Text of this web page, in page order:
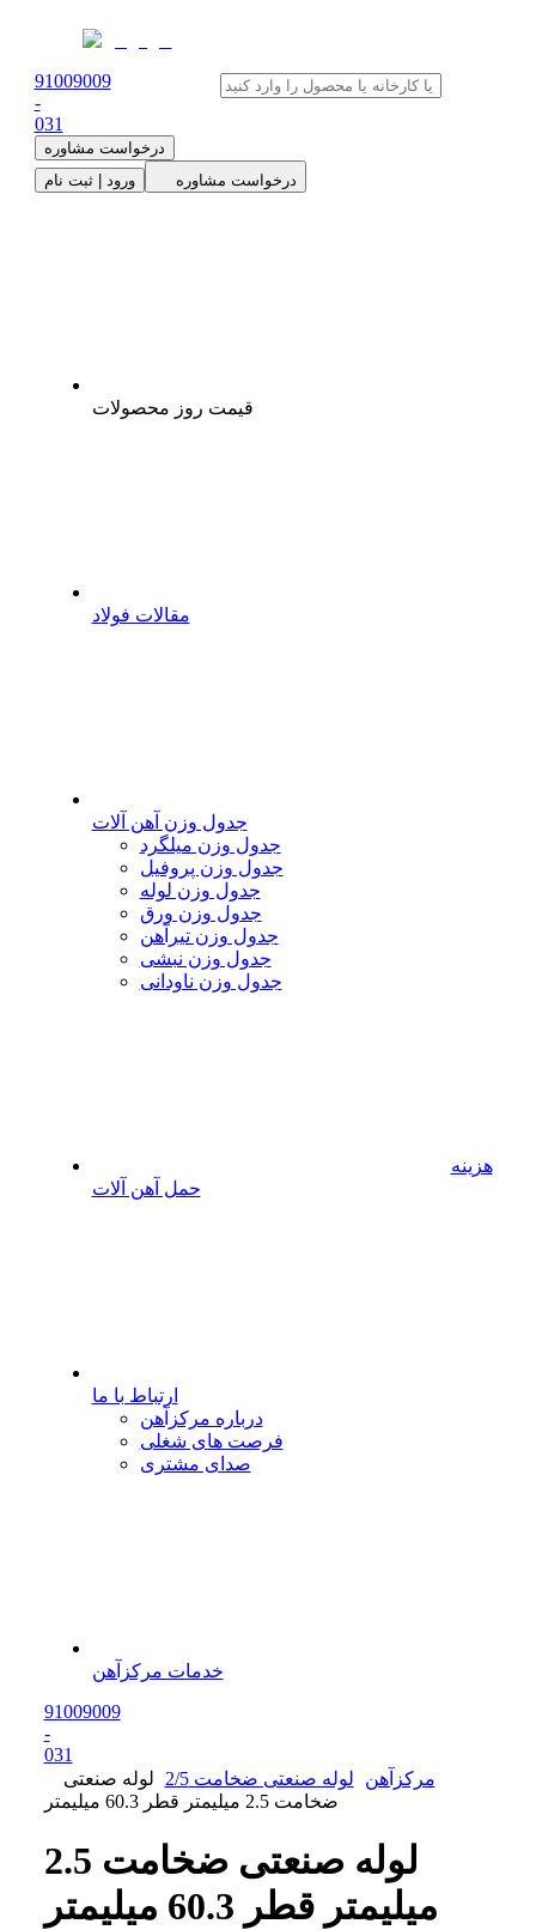
91009009
-
031
درخواست مشاوره
ورود | ثبت نام
درخواست مشاوره
قیمت روز محصولات
مقالات فولاد
جدول وزن آهن آلات
جدول وزن میلگرد
جدول وزن پروفیل
جدول وزن لوله
جدول وزن ورق
جدول وزن تیرآهن
جدول وزن نبشی
جدول وزن ناودانی
هزینه
حمل آهن آلات
ارتباط با ما
درباره مرکزآهن
فرصت های شغلی
صدای مشتری
خدمات مرکزآهن
91009009
-
031
مرکزآهن
لوله صنعتی ضخامت 2/5
لوله صنعتی
ضخامت 2.5 میلیمتر قطر 60.3 میلیمتر
لوله صنعتی ضخامت 2.5
میلیمتر قطر 60.3 میلیمتر